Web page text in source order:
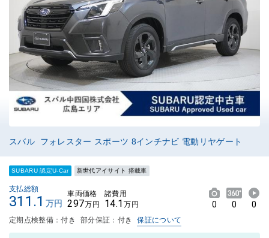
スバル フォレスター スポーツ 8インチナビ 電動リヤゲート
SUBARU 認定U-Car 新世代アイサイト 搭載車
支払総額
311.1 万円
車両価格
297万円
諸費用
14.1 万円 0 0 0
定期点検整備：付き 部分保証：付き 保証について